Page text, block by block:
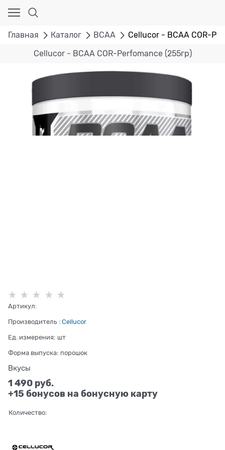
Главная Каталог BCAA Cellucor - BCAA COR-
Cellucor - BCAA COR-Perfomance (255гр)
Артикул:
Производитель : Cellucor
Ед. измерения: шт
Форма выпуска: порошок
Вкусы
1 490 руб.
+15 бонусов на бонусную карту
Количество: